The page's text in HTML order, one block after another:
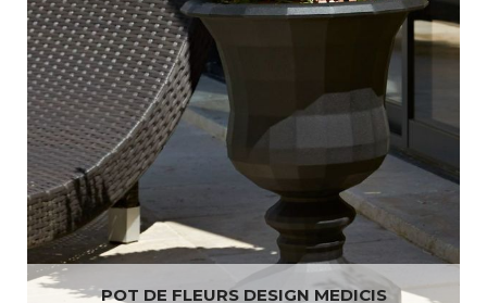
POT DE FLEURS DESIGN MEDICIS